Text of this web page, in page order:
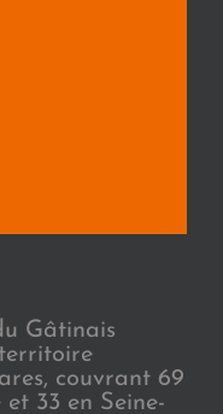
Gâtinais
couvrant 69
33 en Seine-